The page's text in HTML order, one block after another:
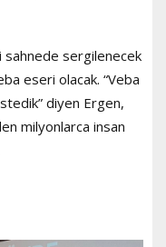
sahnede sergilenecek
eseri olacak. “Veba
diyen Ergen,
milyonlarca insan